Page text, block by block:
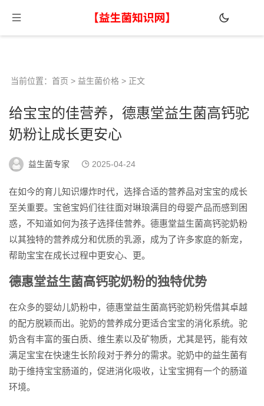
当前位置： 首页 > 益生菌价格 > 正文
给宝宝的佳营养，德惠堂益生菌高钙驼
奶粉让成长更安心
益生菌专家 2025-04-24
在如今的育儿知识爆炸时代，选择合适的营养品对宝宝的成长
至关重要。宝爸宝妈们往往面对琳琅满目的母婴产品而感到困
惑，不知道如何为孩子选择佳营养。德惠堂益生菌高钙驼奶粉
以其独特的营养成分和优质的乳源，成为了许多家庭的新宠，
帮助宝宝在成长过程中更安心、更。
德惠堂益生菌高钙驼奶粉的独特优势
在众多的婴幼儿奶粉中，德惠堂益生菌高钙驼奶粉凭借其卓越
的配方脱颖而出。驼奶的营养成分更适合宝宝的消化系统。驼
奶含有丰富的蛋白质、维生素以及矿物质，尤其是钙，能有效
满足宝宝在快速生长阶段对于养分的需求。驼奶中的益生菌有
助于维持宝宝肠道的，促进消化吸收，让宝宝拥有一个的肠道
环境。